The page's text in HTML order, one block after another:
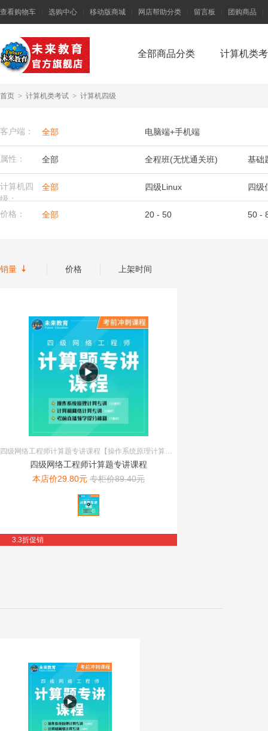
查看购物车 选购中心 移动版商城 网店帮助分类 留言板 团购商品
全部商品分类 计算机类
首页 > 计算机类考试 > 计算机四级
客户端： 全部 电脑端+手机端
属性： 全部 全程班(无忧通关班) 基础
计算机四
级：
全部 四级Linux 四级
价格： 全部 20 - 50 50 -
销量  价格 上架时间
四级网络工程师计算题专讲课程【操作系统原理计算专讲+计算机网络计算专讲+考前直播领学提分秘籍】
四级网络工程师计算题专讲课程
本店价29.80元 专柜价89.40元
3.3折促销